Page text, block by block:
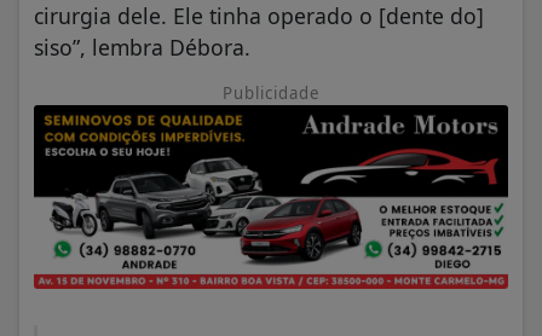
cirurgia dele. Ele tinha operado o [dente do]
siso”, lembra Débora.
Publicidade